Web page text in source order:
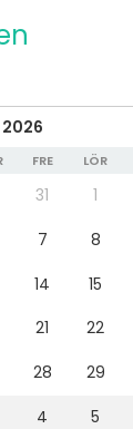
FRE LÖR
31 1
7 8
14 15
21 22
28 29
4 5